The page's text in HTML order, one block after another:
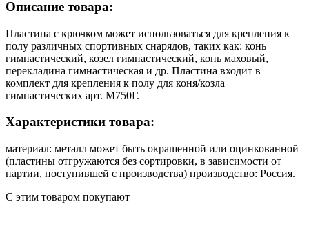
Описание товара:
Пластина с крючком может использоваться для крепления к
полу различных спортивных снарядов, таких как: конь
гимнастический, козел гимнастический, конь маховый,
перекладина гимнастическая и др. Пластина входит в
комплект для крепления к полу для коня/козла
гимнастических арт. М750Г.
Характеристики товара:
материал: металл может быть окрашенной или оцинкованной
(пластины отгружаются без сортировки, в зависимости от
партии, поступившей с производства) производство: Россия.
С этим товаром покупают